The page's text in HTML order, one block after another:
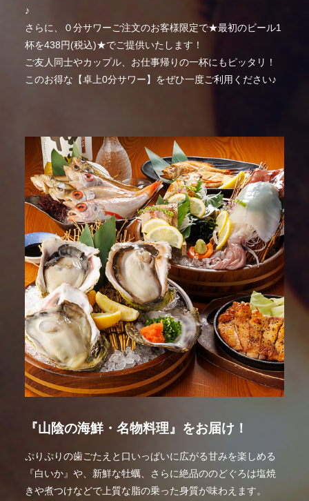
♪
さらに、０分サワーご注文のお客様限定で★最初のビール1
杯を438円(税込)★でご提供いたします！
ご友人同士やカップル、お仕事帰りの一杯にもピッタリ！
このお得な【卓上0分サワー】をぜひ一度ご利用ください♪
『山陰の海鮮・名物料理』をお届け！
ぷりぷりの歯ごたえと口いっぱいに広がる甘みを楽しめる
『白いか』や、新鮮な牡蠣、さらに絶品ののどぐろは塩焼
きや煮つけなどで上質な脂の乗った身質が味わえます。